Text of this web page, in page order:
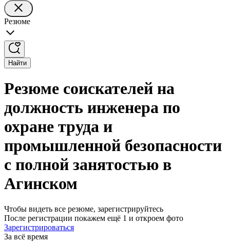
Резюме
Найти
Резюме соискателей на
должность инженера по
охране труда и
промышленной безопасности
с полной занятостью в
Агинском
Чтобы видеть все резюме, зарегистрируйтесь
После регистрации покажем ещё 1 и откроем фото
Зарегистрироваться
За всё время